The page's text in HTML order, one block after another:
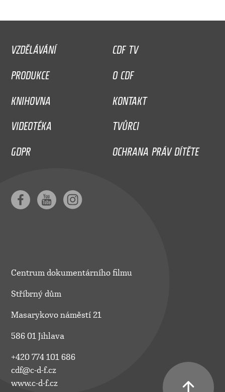
VZDĚLÁVÁNÍ
CDF TV
PRODUKCE
O CDF
KNIHOVNA
KONTAKT
VIDEOTÉKA
TVŮRCI
GDPR
OCHRANA PRÁV DÍTĚTE
Centrum dokumentárního filmu
Stříbrný dům
Masarykovo náměstí 21
586 01 Jihlava
+420 774 101 686
cdf@c-d-f.cz
www.c-d-f.cz